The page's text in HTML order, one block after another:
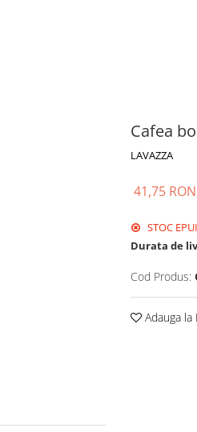
Cafea
LAVAZZA
41,75 RON
STOC
Durata de
Cod Produs:
Adauga la